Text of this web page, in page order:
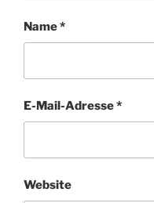
Name*
E-Mail-Adresse*
Website